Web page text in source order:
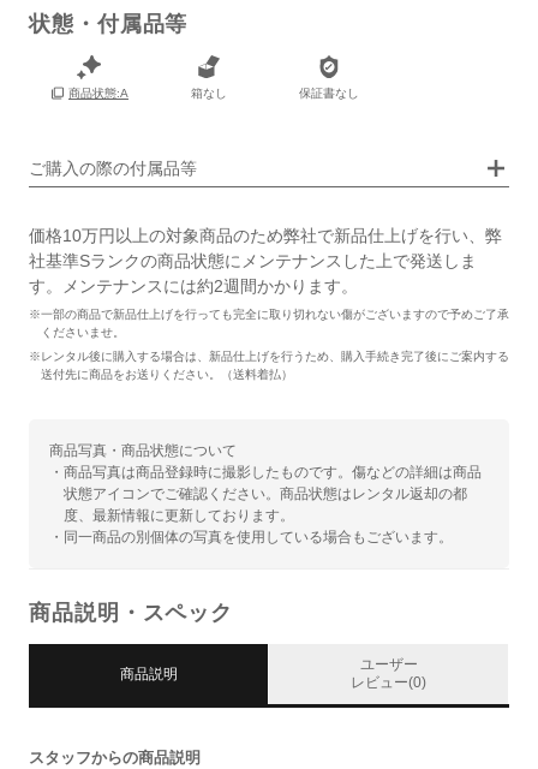
状態・付属品等
商品状態:A 箱なし 保証書なし
ご購入の際の付属品等
価格10万円以上の対象商品のため弊社で新品仕上げを行い、弊
社基準Sランクの商品状態にメンテナンスした上で発送しま
す。メンテナンスには約2週間かかります。
※一部の商品で新品仕上げを行っても完全に取り切れない傷がございますので予めご了承
くださいませ。
※レンタル後に購入する場合は、新品仕上げを行うため、購入手続き完了後にご案内する
送付先に商品をお送りください。（送料着払）
商品写真・商品状態について
・商品写真は商品登録時に撮影したものです。傷などの詳細は商品
状態アイコンでご確認ください。商品状態はレンタル返却の都
度、最新情報に更新しております。
・同一商品の別個体の写真を使用している場合もございます。
商品説明・スペック
商品説明
ユーザー
レビュー(0)
スタッフからの商品説明